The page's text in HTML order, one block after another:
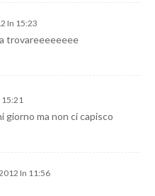
In 15:23
trovareeeeeeee
giorno ma non ci capisco
In 11:56